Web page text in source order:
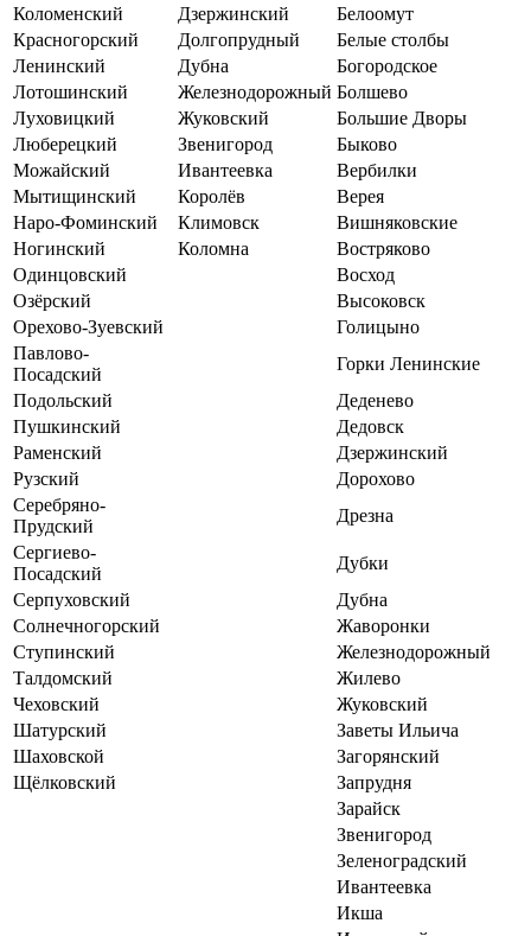
Коломенский
Дзержинский
Белоомут
Красногорский
Долгопрудный
Белые столбы
Ленинский
Дубна
Богородское
Лотошинский
Железнодорожный Болшево
Луховицкий
Жуковский
Большие Дворы
Люберецкий
Звенигород
Быково
Можайский
Ивантеевка
Вербилки
Мытищинский
Королёв
Верея
Наро-Фоминский
Климовск
Вишняковские
Ногинский
Коломна
Востряково
Одинцовский
Восход
Озёрский
Высоковск
Орехово-Зуевский
Голицыно
Павлово-
Посадский
Горки Ленинские
Подольский
Деденево
Пушкинский
Дедовск
Раменский
Дзержинский
Рузский
Дорохово
Серебряно-
Прудский
Дрезна
Сергиево-
Посадский
Дубки
Серпуховский
Дубна
Солнечногорский
Жаворонки
Ступинский
Железнодорожный
Талдомский
Жилево
Чеховский
Жуковский
Шатурский
Заветы Ильича
Шаховской
Загорянский
Щёлковский
Запрудня
Зарайск
Звенигород
Зеленоградский
Ивантеевка
Икша